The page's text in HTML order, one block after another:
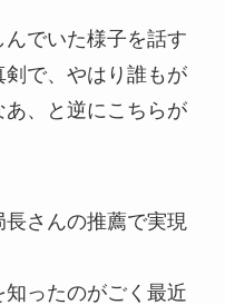
でいた様子を話す
剣で、やはり誰もが
、と逆にこちらが
さんの推薦で実現
ったのがごく最近